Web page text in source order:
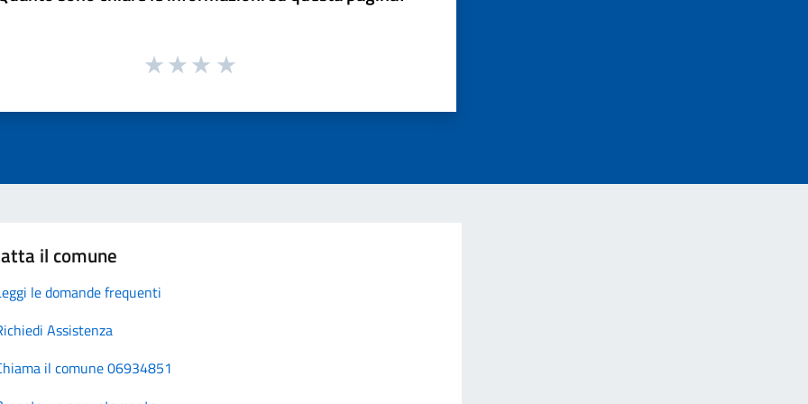
il comune
le domande frequenti
Assistenza
il comune 06934851